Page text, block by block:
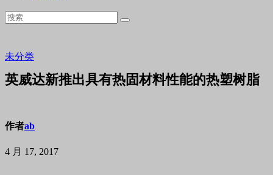
未分类
英威达新推出具有热固材料性能的热塑树脂
作者ab
4 月 17, 2017